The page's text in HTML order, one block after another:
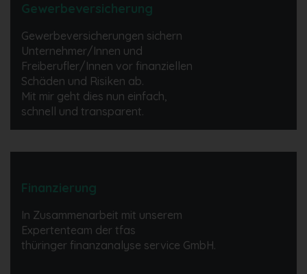
Gewerbeversicherung
Gewerbeversicherungen sichern
Unternehmer/Innen und
Freiberufler/Innen vor finanziellen
Schäden und Risiken ab.
Mit mir geht dies nun einfach,
schnell und transparent.
Finanzierung
In Zusammenarbeit mit unserem
Expertenteam der tfas
thüringer finanzanalyse service GmbH.